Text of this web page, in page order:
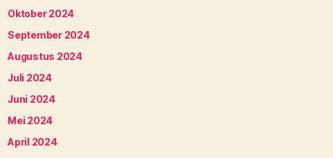
Oktober 2024
September 2024
Augustus 2024
Juli 2024
Juni 2024
Mei 2024
April 2024